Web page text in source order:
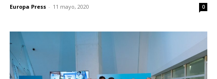
Europa Press - 11 mayo, 2020 0